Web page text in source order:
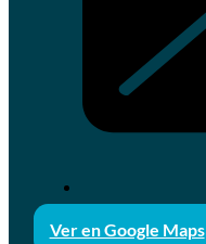
Ver en Google Maps